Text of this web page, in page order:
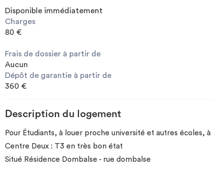
Disponible immédiatement
Charges
80 €
Frais de dossier à partir de
Aucun
Dépôt de garantie à partir de
360 €
Description du logement
Pour Étudiants, à louer proche université et autres écoles, à
Centre Deux : T3 en très bon état
Situé Résidence Dombalse - rue dombalse